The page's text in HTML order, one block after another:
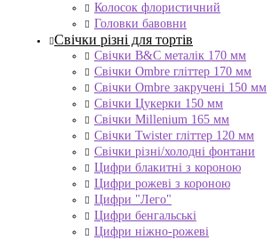
Колосок флористичний
Головки бавовни
Свічки різні для тортів
Свічки B&C металік 170 мм
Свічки Ombre гліттер 170 мм
Свічки Ombre закручені 150 мм
Свічки Цукерки 150 мм
Свічки Millenium 165 мм
Свічки Twister гліттер 120 мм
Свічки різні/холодні фонтани
Цифри блакитні з короною
Цифри рожеві з короною
Цифри "Лего"
Цифри бенгальські
Цифри ніжно-рожеві